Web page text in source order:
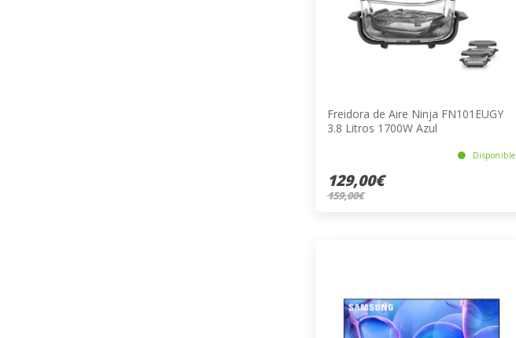
Freidora de Aire Ninja FN101EUGY
3.8 Litros 1700W Azul
Disponible
129,00€
159,00€